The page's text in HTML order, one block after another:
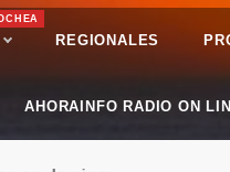
REGIONALES
AHORAINFO RADIO ON